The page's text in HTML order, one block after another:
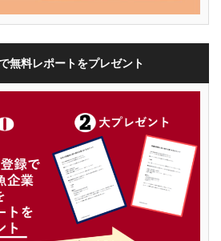
無料レポートをプレゼント